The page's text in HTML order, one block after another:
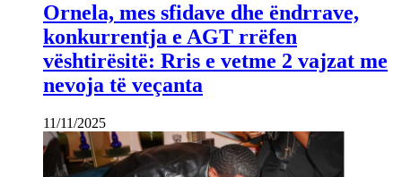
Ornela, mes sfidave dhe ëndrrave,
konkurrentja e AGT rrëfen
vështirësitë: Rris e vetme 2 vajzat me
nevoja të veçanta
11/11/2025